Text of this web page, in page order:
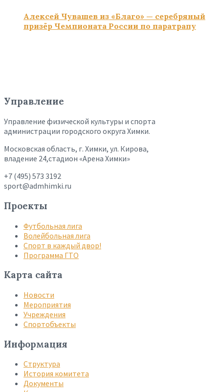
Алексей Чувашев из «Благо» — серебряный
призёр Чемпионата России по паратрапу
Управление
Управление физической культуры и спорта
администрации городского округа Химки.
Московская область, г. Химки, ул. Кирова,
владение 24,стадион «Арена Химки»
+7 (495) 573 3192
sport@admhimki.ru
Проекты
Футбольная лига
Волейбольная лига
Спорт в каждый двор!
Программа ГТО
Карта сайта
Новости
Мероприятия
Учреждения
Спортобъекты
Информация
Структура
История комитета
Документы